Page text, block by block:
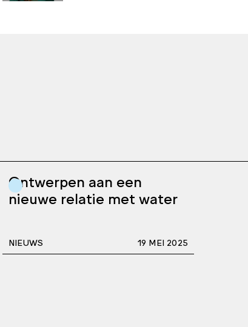
Ontwerpen aan een
nieuwe relatie met water
NIEUWS 19 MEI 2025